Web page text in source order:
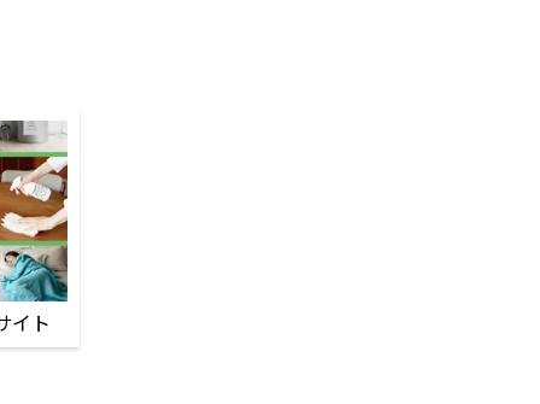
イト